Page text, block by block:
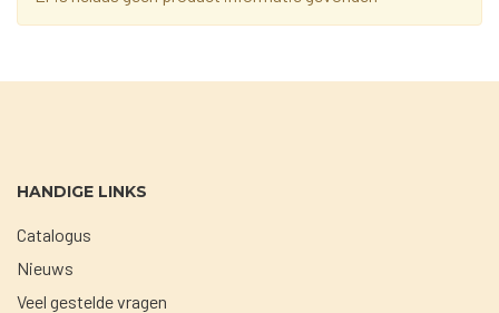
HANDIGE LINKS
Catalogus
Nieuws
Veel gestelde vragen